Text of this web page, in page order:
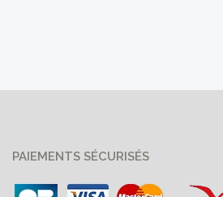
PAIEMENTS SÉCURISÉS